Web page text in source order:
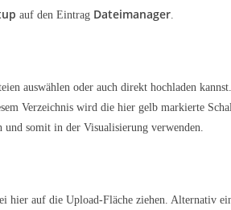
auf den Eintrag Dateimanager.
auswählen oder auch direkt hochladen
Verzeichnis wird die hier gelb markierte
und somit in der Visualisierung verwenden.
hier auf die Upload-Fläche ziehen. Alternativ